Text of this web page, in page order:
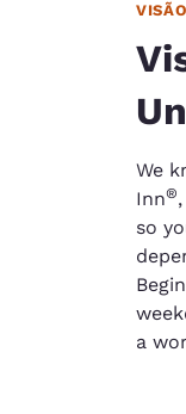
We
Inn®
so
a